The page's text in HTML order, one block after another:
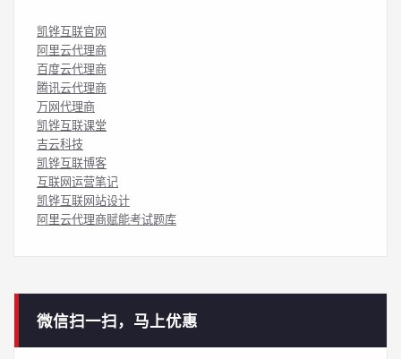
凯铧互联官网
阿里云代理商
百度云代理商
腾讯云代理商
万网代理商
凯铧互联课堂
吉云科技
凯铧互联博客
互联网运营笔记
凯铧互联网站设计
阿里云代理商赋能考试题库
微信扫一扫，马上优惠